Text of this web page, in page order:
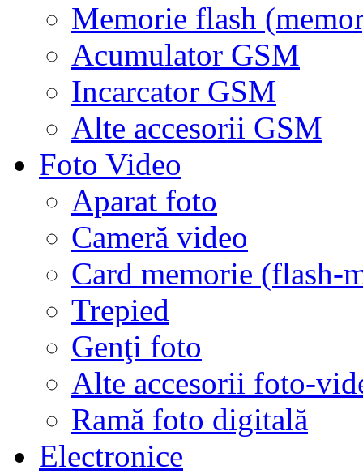
Memorie flash
Acumulator GSM
Incarcator GSM
Alte accesorii GSM
Foto Video
Aparat foto
Cameră video
Card memorie (flash-
Trepied
Genţi foto
Alte accesorii foto-
Ramă foto digitală
Electronice